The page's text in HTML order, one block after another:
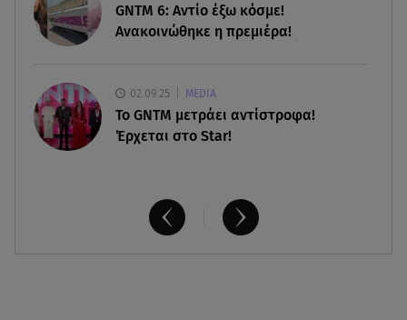
GNTM 6: Αντίο έξω κόσμε!
Ανακοινώθηκε η πρεμιέρα!
02.09.25 MEDIA
Το GNTM μετράει αντίστροφα!
Έρχεται στο Star!